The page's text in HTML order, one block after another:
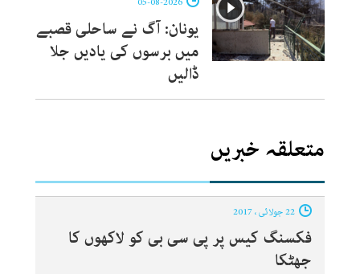
یونان: آگ نے ساحلی قصبے
میں برسوں کی یادیں جلا
ڈالیں
متعلقہ خبریں
فکسنگ کیس پر پی سی بی کو لاکھوں کا
جھٹکا